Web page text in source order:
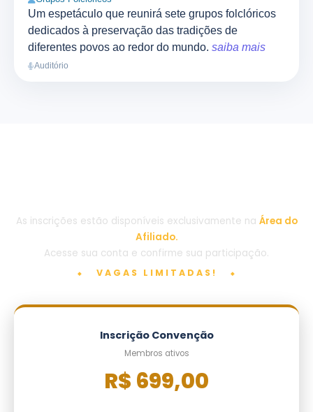
Um espetáculo que reunirá sete grupos folclóricos
dedicados à preservação das tradições de
diferentes povos ao redor do mundo. saiba mais
Auditório
As inscrições estão disponíveis exclusivamente na Área do
Afiliado.
Acesse sua conta e confirme sua participação.
⬥ VAGAS LIMITADAS! ⬥
Inscrição Convenção
Membros ativos
R$ 699,00